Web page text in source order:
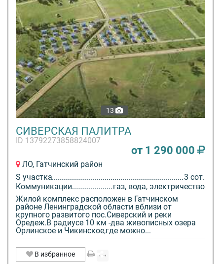
13
СИВЕРСКАЯ ПАЛИТРА
ID 13792273858824007
от 1 290 000
ЛО, Гатчинский район
S участка
3 сот.
Коммуникации
газ, вода, электричество
Жилой комплекс расположен в Гатчинском
районе Ленинградской области вблизи от
крупного развитого пос.Сиверский и реки
Оредеж.В радиусе 10 км -два живописных озера
Орлинское и Чикинское,где можно...
В избранное